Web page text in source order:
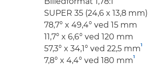
SUPER 35 (24,6 x 13,8 mm)
78,7° x 49,4° ved 15 mm
11,7° x 6,6° ved 120 mm
57,3° x 34,1° ved 22,5 mm1
7,8° x 4,4° ved 180 mm1